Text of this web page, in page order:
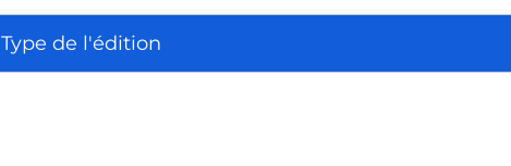
Type de l'édition